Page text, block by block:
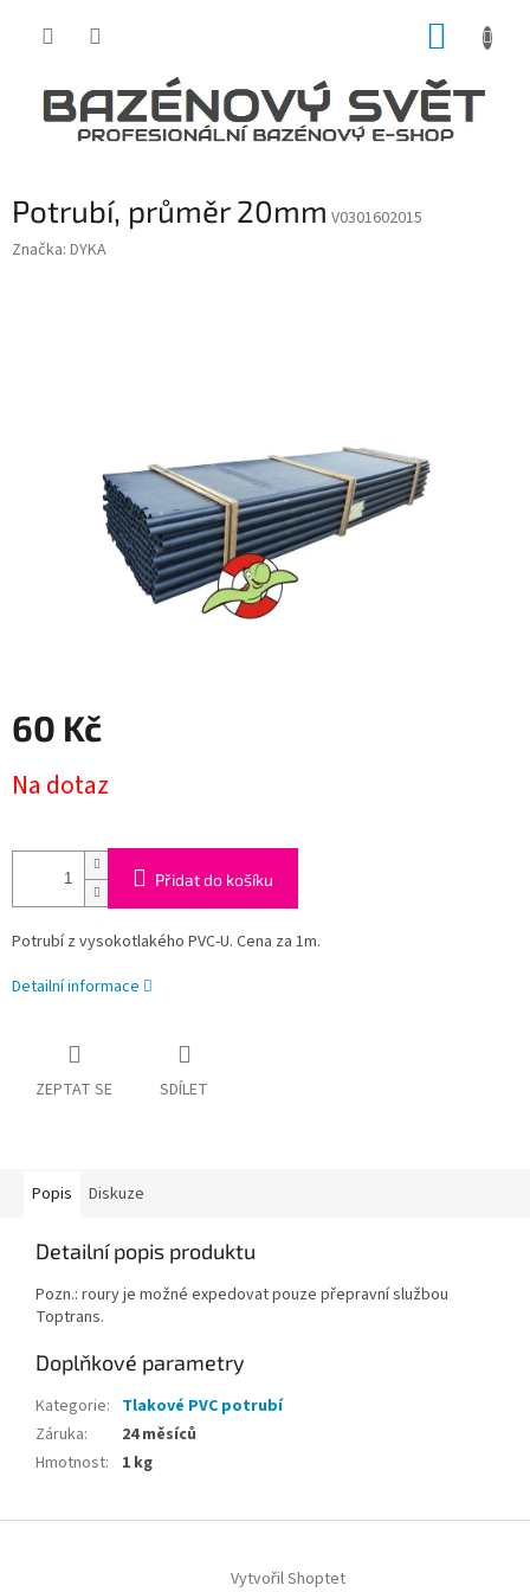
Potrubí, průměr 20mm V0301602015
Značka: DYKA
60 Kč
cena:
Na dotaz
Přidat do košíku
Potrubí z vysokotlakého PVC-U. Cena za 1m.
Detailní informace
ZEPTAT SE SDÍLET
Popis Diskuze
Detailní popis produktu
Pozn.: roury je možné expedovat pouze přepravní službou
Toptrans.
Doplňkové parametry
Kategorie: Tlakové PVC potrubí
Záruka:
24 měsíců
Hmotnost: 1 kg
Vytvořil Shoptet